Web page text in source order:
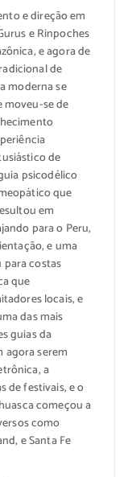
e direção em
e Rinpoches
e agora de
de
moderna se
moveu-se de
de
psicodélico
que
em
para o Peru,
e uma
costas
que
locais, e
das mais
guias da
agora serem
a
de festivais, e o
começou a
como
e Santa Fe